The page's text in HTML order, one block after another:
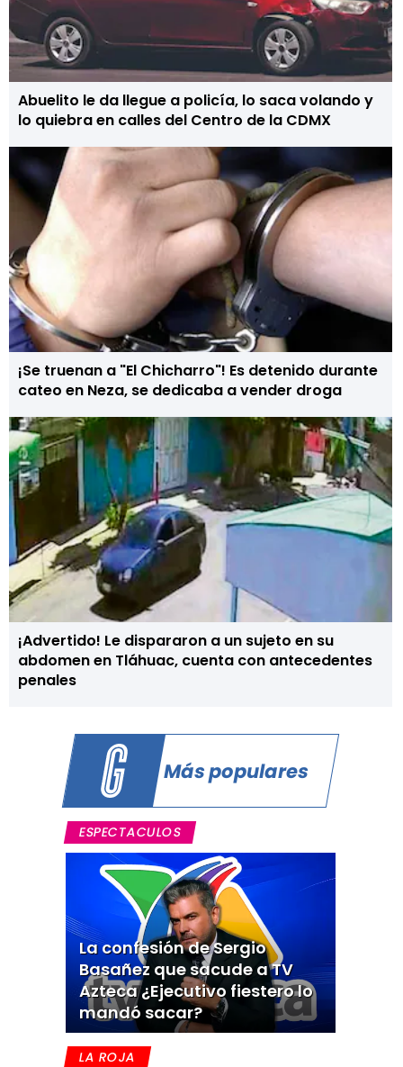
Abuelito le da llegue a policía, lo saca volando y
lo quiebra en calles del Centro de la CDMX
¡Se truenan a "El Chicharro"! Es detenido durante
cateo en Neza, se dedicaba a vender droga
¡Advertido! Le dispararon a un sujeto en su
abdomen en Tláhuac, cuenta con antecedentes
penales
Más populares
ESPECTACULOS
La confesión de Sergio
Basañez que sacude a TV
Azteca ¿Ejecutivo fiestero lo
mandó sacar?
LA ROJA